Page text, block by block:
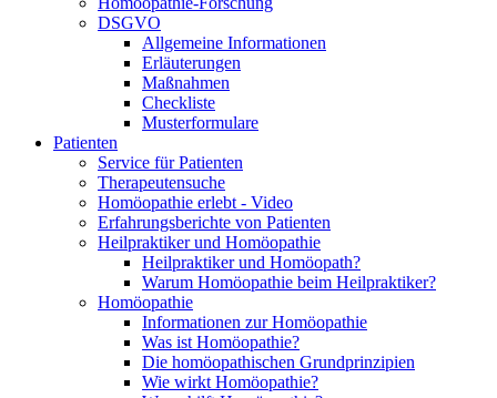
DSGVO
Allgemeine Informationen
Erläuterungen
Maßnahmen
Checkliste
Musterformulare
Patienten
Service für Patienten
Therapeutensuche
Homöopathie erlebt - Video
Erfahrungsberichte von Patienten
Heilpraktiker und Homöopathie
Heilpraktiker und Homöopath?
Warum Homöopathie beim Heilpraktiker?
Homöopathie
Informationen zur Homöopathie
Was ist Homöopathie?
Die homöopathischen Grundprinzipien
Wie wirkt Homöopathie?